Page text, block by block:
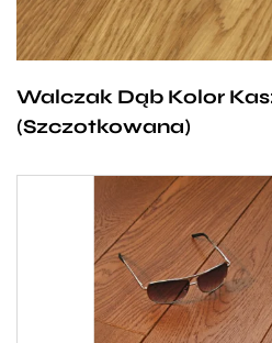
temu, że są łatwe w
problemów w utrzymaniu.
Walczak Dąb Kolor
(Szczotkowana)